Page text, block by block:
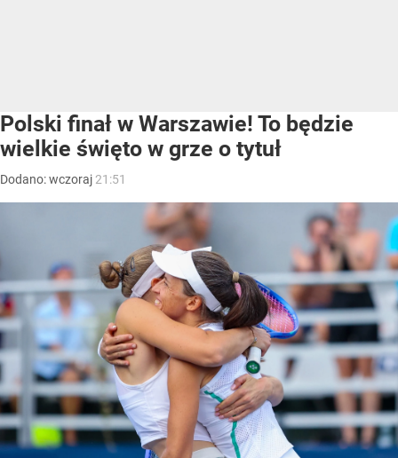
Polski finał w Warszawie! To będzie
wielkie święto w grze o tytuł
Dodano:wczoraj 21:51